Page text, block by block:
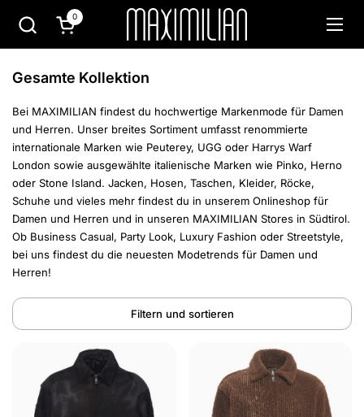
Zum Inhalt springen
Warenkorb öffnen
0
Gesamte Kollektion
Bei MAXIMILIAN findest du hochwertige Markenmode für Damen
und Herren. Unser breites Sortiment umfasst renommierte
internationale Marken wie Peuterey, UGG oder Harrys Warf
London sowie ausgewählte italienische Marken wie Pinko, Herno
oder Stone Island. Jacken, Hosen, Taschen, Kleider, Röcke,
Schuhe und vieles mehr findest du in unserem Onlineshop für
Damen und Herren und in unseren MAXIMILIAN Stores in Südtirol.
Ob Business Casual, Party Look, Luxury Fashion oder Streetstyle,
bei uns findest du die neuesten Modetrends für Damen und
Herren!
Filtern und sortieren